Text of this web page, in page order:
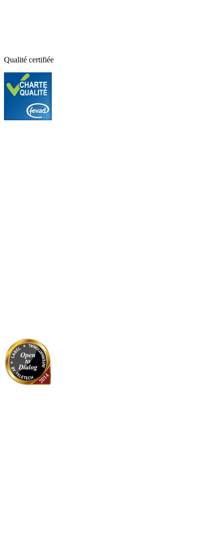
Qualité certifiée